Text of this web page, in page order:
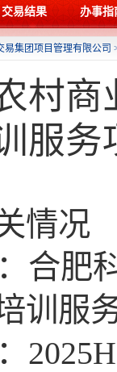
交易结果 办事指
易集团项目管理有限公司
村商
服务
情况
合肥
训服